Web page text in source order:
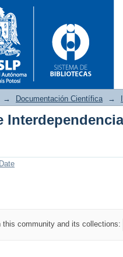
→ Documentación Científica →
this community and its collections: